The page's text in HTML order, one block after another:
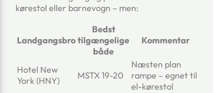
kørestol eller barnevogn – men:
Landgangsbro
Bedst
tilgængelige
både
Kommentar
Hotel New
York (HNY)
MSTX 19-20
Næsten plan
rampe – egnet til
el-kørestol